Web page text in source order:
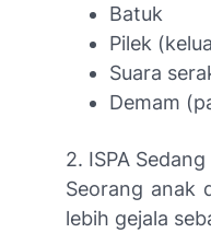
Batuk
Pilek
Suara
Demam
2. ISPA Sedang
Seorang anak
lebih gejala